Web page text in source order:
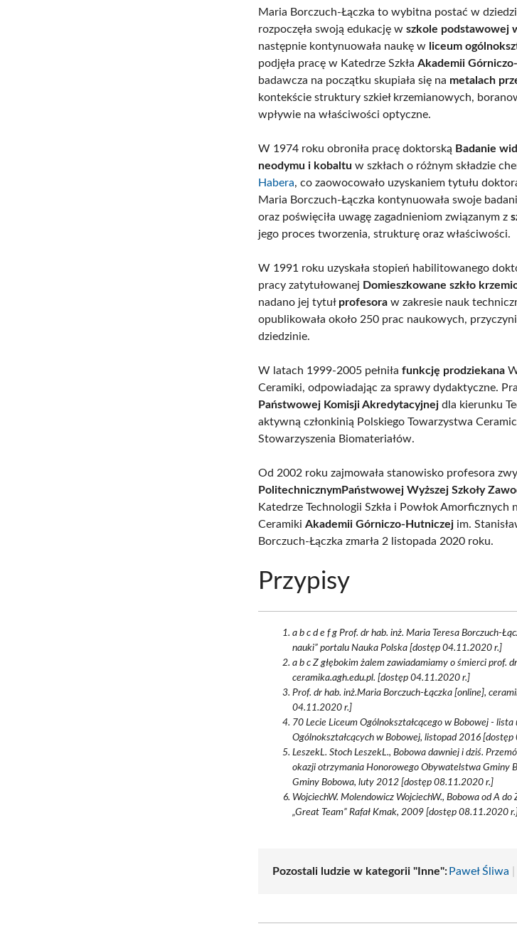
Maria Borczuch-Łączka to wybitna postać w
rozpoczęła swoją edukację wszkole podstawowej
następnie kontynuowała naukę w liceum
podjęła pracę w Katedrze SzkłaAkademii
badawcza na początku skupiała się na metalach
kontekście struktury szkieł krzemianowych,
wpływie na właściwości optyczne.
W 1974 roku obroniła pracę doktorską Badanie
neodymu i kobaltu w szkłach o różnym składzie
Habera, co zaowocowało uzyskaniem tytułu
Maria Borczuch-Łączka kontynuowała swoje
oraz poświęciła uwagę zagadnieniom związanym z
jego proces tworzenia, strukturę oraz właściwości.
W 1991 roku uzyskała stopień habilitowanego
pracy zatytułowanej Domieszkowane szkło
nadano jej tytuł profesora w zakresie nauk
opublikowała około 250 prac naukowych,
dziedzinie.
W latach 1999-2005 pełniłafunkcję prodziekana
Ceramiki, odpowiadając za sprawy dydaktyczne.
Państwowej Komisji Akredytacyjnej dla kierunku
aktywną członkinią Polskiego Towarzystwa
Stowarzyszenia Biomateriałów.
Od 2002 roku zajmowała stanowisko profesora
PolitechnicznymPaństwowej Wyższej Szkoły
Katedrze Technologii Szkła i Powłok
CeramikiAkademii Górniczo-Hutniczej im.
Borczuch-Łączka zmarła 2 listopada 2020 roku.
Przypisy
a b c d e f g Prof. dr hab. inż. Maria Teresa Borczuch-
nauki” portalu Nauka Polska [dostęp 04.11.2020 r.]
a b c Z głębokim żalem zawiadamiamy o śmierci prof.
ceramika.agh.edu.pl. [dostęp 04.11.2020 r.]
Prof. dr hab. inż.Maria Borczuch-Łączka [online],
04.11.2020 r.]
70 Lecie Liceum Ogólnokształcącego w Bobowej - lista
Ogólnokształcących w Bobowej, listopad 2016
LeszekL. Stoch LeszekL., Bobowa dawniej i dziś.
okazji otrzymania Honorowego Obywatelstwa Gminy
Gminy Bobowa, luty 2012 [dostęp 08.11.2020 r.]
WojciechW. Molendowicz WojciechW., Bobowa od A
„Great Team” Rafał Kmak, 2009 [dostęp 08.11.2020
Pozostali ludzie w kategorii "Inne":Paweł Śliwa